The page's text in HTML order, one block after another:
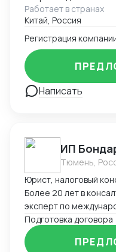
компании с участием
разрешения на
счетов в местном
на въезд до
службами в Китае,
подготовки и
обслуживания бизнеса.
Работает в странах
Китай, Россия
Написать
ИП
Тюмень,
Юрист, налоговый
Более 20 лет в
эксперт по
применению СОИДН,
заключений по
иностранных
Подготовка договора